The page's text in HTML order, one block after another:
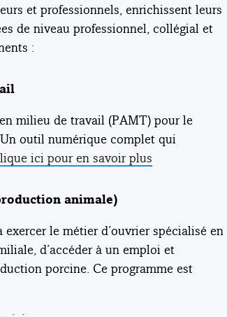
et professionnels, enrichissent leurs
de niveau professionnel, collégial et
:
milieu de travail (PAMT) pour le
outil numérique complet qui
ici pour en savoir plus
animale)
le métier d’ouvrier spécialisé en
d’accéder à un emploi et
porcine. Ce programme est